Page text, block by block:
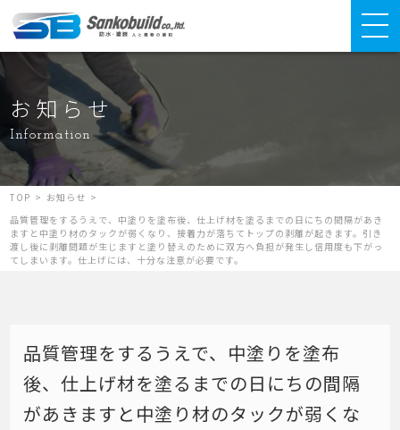
お知らせ
Information
TOP > お知らせ >
品質管理をするうえで、中塗りを塗布後、仕上げ材を塗るまでの日にちの間隔があき
ますと中塗り材のタックが弱くなり、接着力が落ちてトップの剥離が起きます。引き
渡し後に剥離問題が生じますと塗り替えのために双方へ負担が発生し信用度も下がっ
てしまいます。仕上げには、十分な注意が必要です。
品質管理をするうえで、中塗りを塗布
後、仕上げ材を塗るまでの日にちの間隔
があきますと中塗り材のタックが弱くな